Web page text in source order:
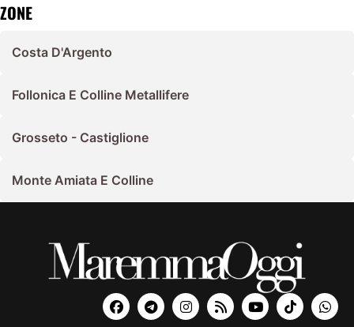
ZONE
Costa D'Argento
Follonica E Colline Metallifere
Grosseto - Castiglione
Monte Amiata E Colline